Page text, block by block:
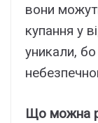
вони
купання у
уникали,
Що можна